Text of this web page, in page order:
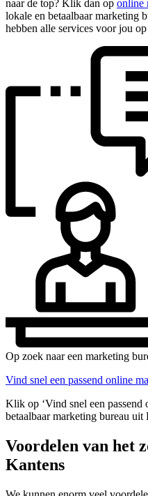
naar de top? Klik dan op online
lokale en betaalbaar marketing
hebben alle services voor jou
Op zoek naar een marketing
Vind snel een passend online
Klik op ‘Vind snel een passend
betaalbaar marketing bureau
Voordelen van het
Kantens